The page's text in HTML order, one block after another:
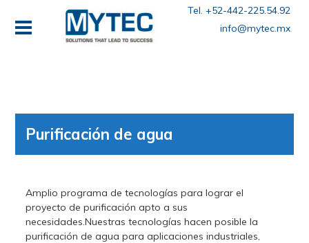
Tel. +52-442-225.54.92
info@mytec.mx
Purificación de agua
Amplio programa de tecnologías para lograr el
proyecto de purificación apto a sus
necesidades.Nuestras tecnologías hacen posible la
purificación de agua para aplicaciones industriales,